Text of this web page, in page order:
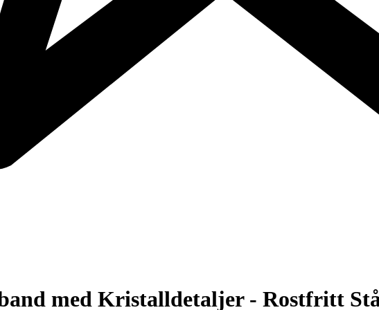
med Kristalldetaljer - Rostfritt